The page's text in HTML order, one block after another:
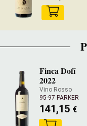
Finca Dofí
2022
Vino Rosso
95-97 PARKER
141,15 €